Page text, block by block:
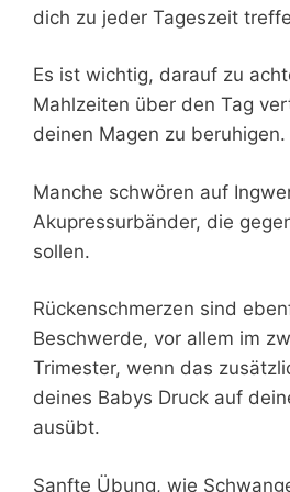
dich zu jeder Tageszeit
Es ist wichtig, darauf zu
Mahlzeiten über den Tag
deinen Magen zu beruhigen.
Manche schwören auf
Akupressurbänder, die
sollen.
Rückenschmerzen sind
Beschwerde, vor allem im
Trimester, wenn das
deines Babys Druck auf
ausübt.
Sanfte Übung, wie